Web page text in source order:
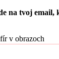
na tvoj
v obrazoch